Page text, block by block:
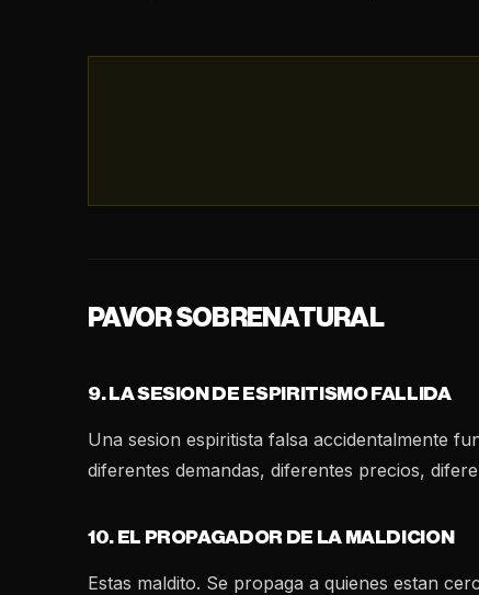
PAVOR SOBRENATURAL
9. LA SESION DE ESPIRITISMO FALLIDA
Una sesion espiritista falsa accidentalmente
diferentes demandas, diferentes precios,
10. EL PROPAGADOR DE LA MALDICION
Estas maldito. Se propaga a quienes estan